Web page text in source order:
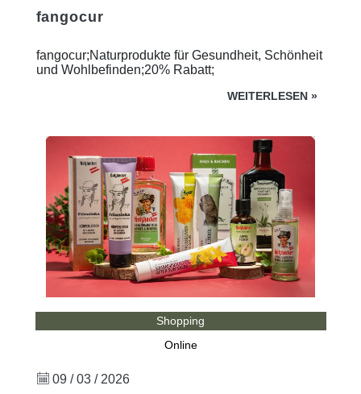
fangocur
fangocur;Naturprodukte für Gesundheit, Schönheit
und Wohlbefinden;20% Rabatt;
WEITERLESEN »
Shopping
Online
09 / 03 / 2026